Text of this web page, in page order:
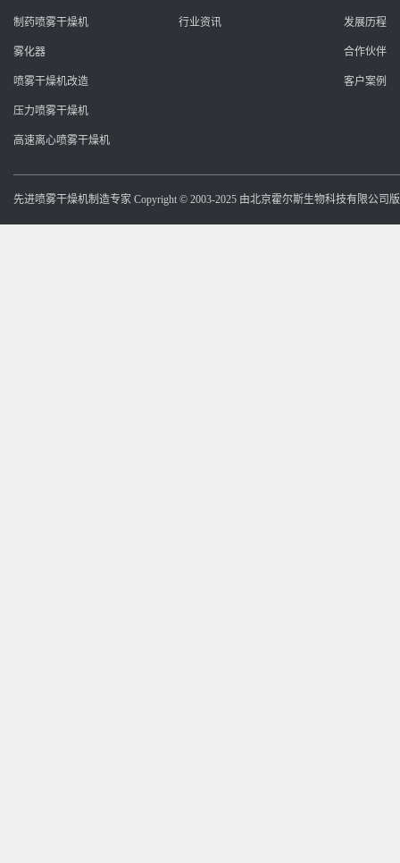
制药喷雾干燥机
雾化器
喷雾干燥机改造
压力喷雾干燥机
高速离心喷雾干燥机
行业资讯 发展历程
合作伙伴
客户案例
先进喷雾干燥机制造专家 Copyright © 2003-2025 由北京霍尔斯生物科技有限公司